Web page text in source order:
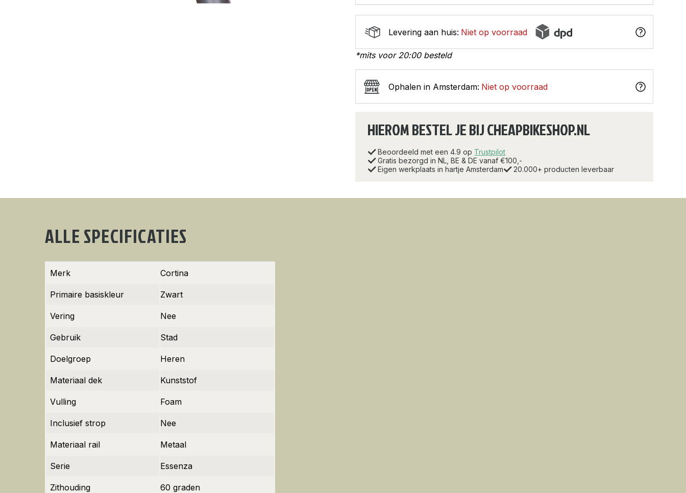
Levering aan huis: Niet op voorraad
*mits voor 20:00 besteld
Ophalen in Amsterdam: Niet op voorraad
HIEROM BESTEL JE BIJ CHEAPBIKESHOP.NL
Beoordeeld met een 4.9 op Trustpilot
Gratis bezorgd in NL, BE & DE vanaf €100,-
Eigen werkplaats in hartje Amsterdam
20.000+ producten leverbaar
ALLE SPECIFICATIES
Merk Cortina
Primaire basiskleur Zwart
Vering Nee
Gebruik Stad
Doelgroep Heren
Materiaal dek Kunststof
Vulling Foam
Inclusief strop Nee
Materiaal rail Metaal
Serie Essenza
Zithouding 60 graden